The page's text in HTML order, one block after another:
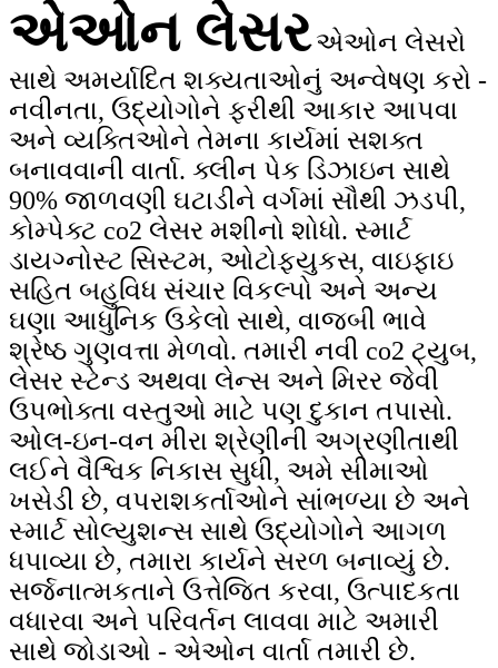
એઓન લેસરએઓન લેસરો
સાથે અમર્યાદિત શક્યતાઓનું અન્વેષણ કરો -
નવીનતા, ઉદ્યોગોને ફરીથી આકાર આપવા
અને વ્યક્તિઓને તેમના કાર્યમાં સશક્ત
બનાવવાની વાર્તા. ક્લીન પેક ડિઝાઇન સાથે
90% જાળવણી ઘટાડીને વર્ગમાં સૌથી ઝડપી,
કોમ્પેક્ટ co2 લેસર મશીનો શોધો. સ્માર્ટ
ડાયગ્નોસ્ટ સિસ્ટમ, ઓટોફ્યુકસ, વાઇફાઇ
સહિત બહુવિધ સંચાર વિકલ્પો અને અન્ય
ઘણા આધુનિક ઉકેલો સાથે, વાજબી ભાવે
શ્રેષ્ઠ ગુણવત્તા મેળવો. તમારી નવી co2 ટ્યુબ,
લેસર સ્ટેન્ડ અથવા લેન્સ અને મિરર જેવી
ઉપભોક્તા વસ્તુઓ માટે પણ દુકાન તપાસો.
ઓલ-ઇન-વન મીરા શ્રેણીની અગ્રણીતાથી
લઈને વૈશ્વિક નિકાસ સુધી, અમે સીમાઓ
ખસેડી છે, વપરાશકર્તાઓને સાંભળ્યા છે અને
સ્માર્ટ સોલ્યુશન્સ સાથે ઉદ્યોગોને આગળ
ધપાવ્યા છે, તમારા કાર્યને સરળ બનાવ્યું છે.
સર્જનાત્મકતાને ઉત્તેજિત કરવા, ઉત્પાદકતા
વધારવા અને પરિવર્તન લાવવા માટે અમારી
સાથે જોડાઓ - એઓન વાર્તા તમારી છે.